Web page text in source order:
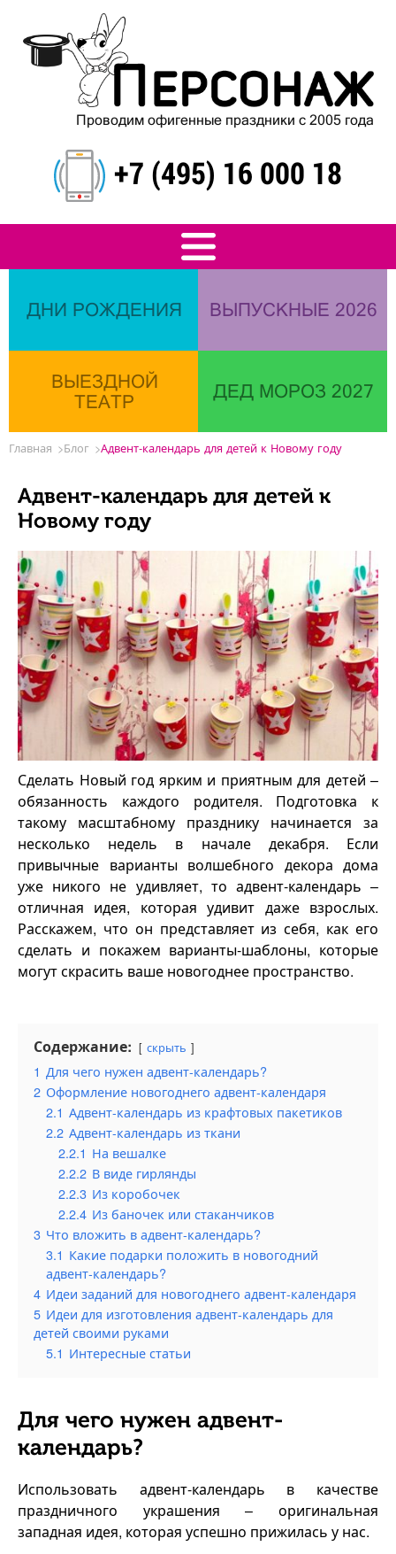
Проводим офигенные праздники с 2005 года
+7 (495) 16 000 18
ДНИ РОЖДЕНИЯ ВЫПУСКНЫЕ 2026
ВЫЕЗДНОЙ
ТЕАТР
ДЕД МОРОЗ 2027
Главная Блог Адвент-календарь для детей к Новому году
Адвент-календарь для детей к
Новому году
Сделать Новый год ярким и приятным для детей –
обязанность каждого родителя. Подготовка к
такому масштабному празднику начинается за
несколько недель в начале декабря. Если
привычные варианты волшебного декора дома
уже никого не удивляет, то адвент-календарь –
отличная идея, которая удивит даже взрослых.
Расскажем, что он представляет из себя, как его
сделать и покажем варианты-шаблоны, которые
могут скрасить ваше новогоднее пространство.
Содержание: скрыть
1 Для чего нужен адвент-календарь?
2 Оформление новогоднего адвент-календаря
2.1 Адвент-календарь из крафтовых пакетиков
2.2 Адвент-календарь из ткани
2.2.1 На вешалке
2.2.2 В виде гирлянды
2.2.3 Из коробочек
2.2.4 Из баночек или стаканчиков
3 Что вложить в адвент-календарь?
3.1 Какие подарки положить в новогодний
адвент-календарь?
4 Идеи заданий для новогоднего адвент-календаря
5 Идеи для изготовления адвент-календарь для
детей своими руками
5.1 Интересные статьи
Для чего нужен адвент-
календарь?
Использовать адвент-календарь в качестве
праздничного украшения – оригинальная
западная идея, которая успешно прижилась у нас.